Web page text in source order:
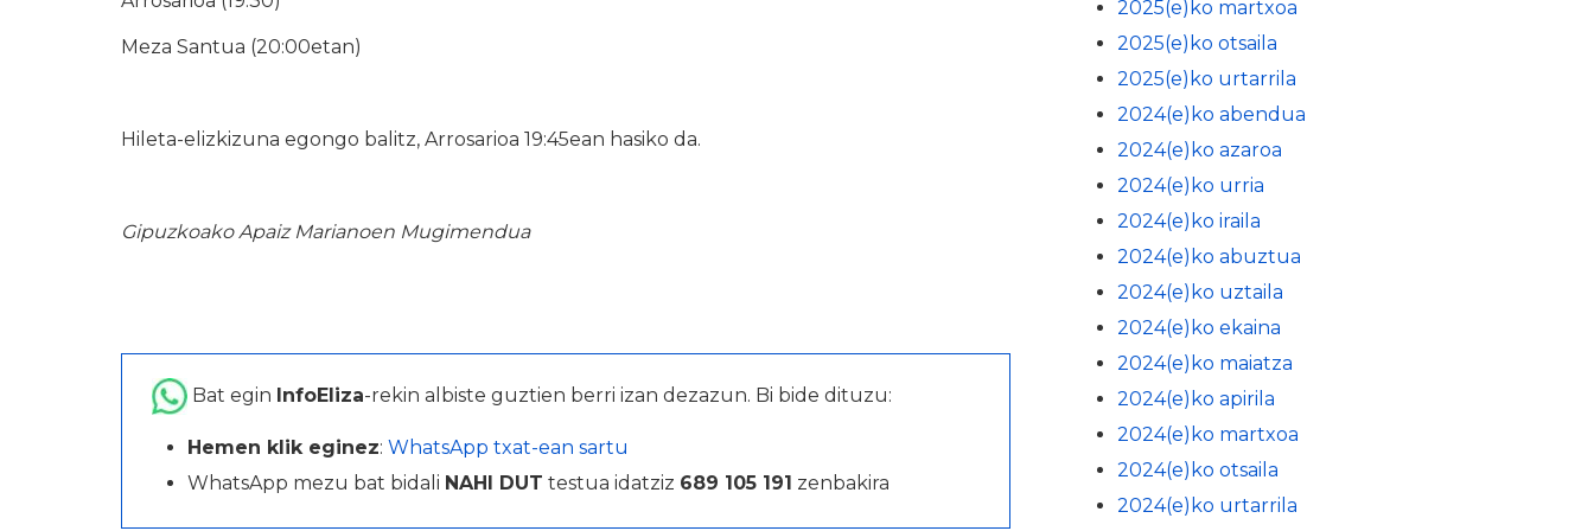
Meza Santua (20:00etan)
Hileta-elizkizuna egongo balitz, Arrosarioa 19:45ean hasiko da.
Gipuzkoako Apaiz Marianoen Mugimendua
Bat egin InfoEliza-rekin albiste guztien berri izan dezazun. Bi bide dituzu:
Hemen klik eginez: WhatsApp txat-ean sartu
WhatsApp mezu bat bidali NAHI DUT testua idatziz 689 105 191 zenbakira
2025(e)ko martxoa
2025(e)ko otsaila
2025(e)ko urtarrila
2024(e)ko abendua
2024(e)ko azaroa
2024(e)ko urria
2024(e)ko iraila
2024(e)ko abuztua
2024(e)ko uztaila
2024(e)ko ekaina
2024(e)ko maiatza
2024(e)ko apirila
2024(e)ko martxoa
2024(e)ko otsaila
2024(e)ko urtarrila